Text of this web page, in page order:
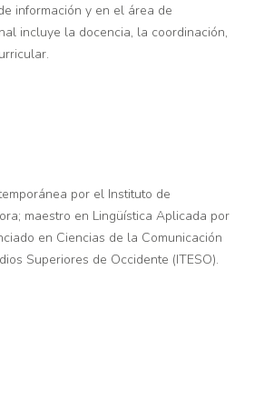
información y en el área de
incluye la docencia, la coordinación,
por el Instituto de
maestro en Lingüística Aplicada por
en Ciencias de la Comunicación
Superiores de Occidente (ITESO).